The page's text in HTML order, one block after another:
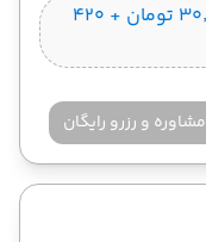
۳۰٬۰۰۰٬۰۰۰ تومان + ۴۲۰
مشاوره و رزرو رایگان